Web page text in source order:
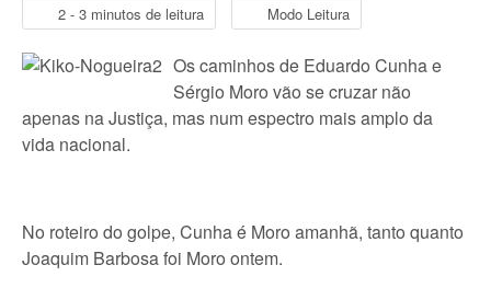
2 - 3 minutos de leitura Modo Leitura
Os caminhos de Eduardo Cunha e
Sérgio Moro vão se cruzar não
apenas na Justiça, mas num espectro mais amplo da
vida nacional.
No roteiro do golpe, Cunha é Moro amanhã, tanto quanto
Joaquim Barbosa foi Moro ontem.